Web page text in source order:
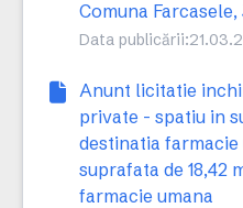
Comuna
Data publicării:
Anunt licitatie
private - spatiu in
destinatia
suprafata de 18,42
farmacie umana